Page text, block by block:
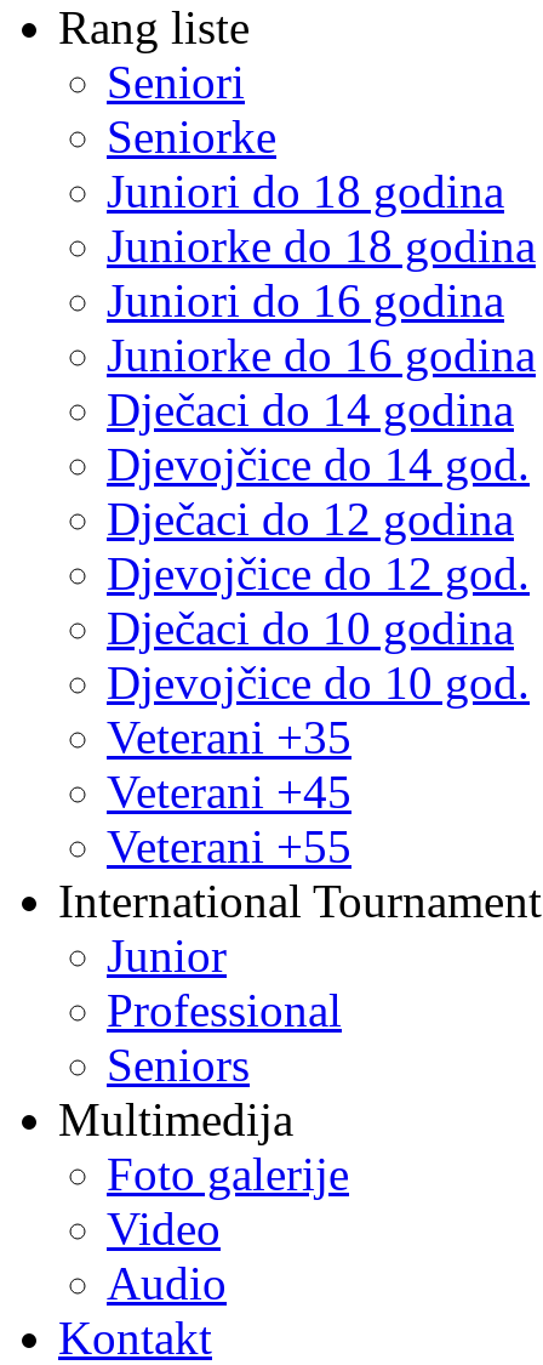
Rang liste
Seniori
Seniorke
Juniori do 18 godina
Juniorke do 18 godina
Juniori do 16 godina
Juniorke do 16 godina
Dječaci do 14 godina
Djevojčice do 14 god.
Dječaci do 12 godina
Djevojčice do 12 god.
Dječaci do 10 godina
Djevojčice do 10 god.
Veterani +35
Veterani +45
Veterani +55
International
Junior
Professional
Seniors
Multimedija
Foto galerije
Video
Audio
Kontakt